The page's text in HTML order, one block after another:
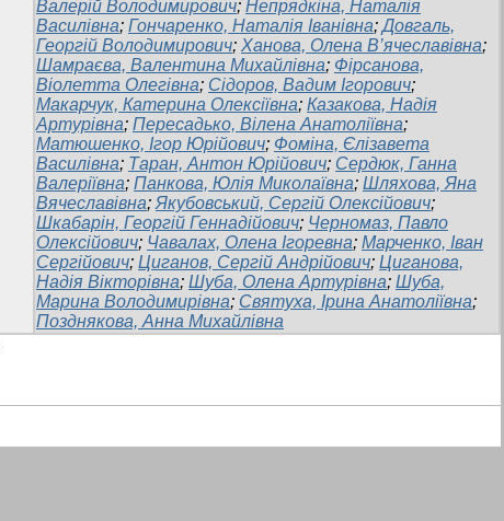
Валерій Володимирович; Непрядкіна, Наталія
Василівна; Гончаренко, Наталія Іванівна;Довгаль,
Георгій Володимирович; Ханова, Олена В’ячеславівна;
Шамраєва, Валентина Михайлівна; Фірсанова,
Віолетта Олегівна; Сідоров, Вадим Ігорович;
Макарчук, Катерина Олексіївна; Казакова, Надія
Артурівна; Пересадько, Вілена Анатоліївна;
Матюшенко, Ігор Юрійович; Фоміна, Єлізавета
Василівна; Таран, Антон Юрійович; Сердюк, Ганна
Валеріївна; Панкова, Юлія Миколаївна; Шляхова, Яна
Вячеславівна; Якубовський, Сергій Олексійович;
Шкабарін, Георгій Геннадійович; Черномаз, Павло
Олексійович; Чавалах, Олена Ігоревна; Марченко, Іван
Сергійович; Циганов, Сергій Андрійович; Циганова,
Надія Вікторівна; Шуба, Олена Артурівна; Шуба,
Марина Володимирівна; Святуха, Ірина Анатоліївна;
Позднякова, Анна Михайлівна